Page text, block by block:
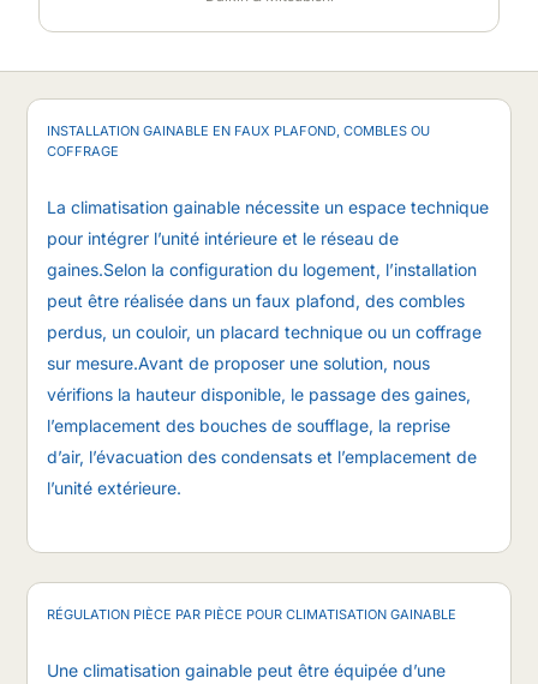
INSTALLATION GAINABLE EN FAUX PLAFOND, COMBLES OU
COFFRAGE
La climatisation gainable nécessite un espace technique
pour intégrer l’unité intérieure et le réseau de
gaines.Selon la configuration du logement, l’installation
peut être réalisée dans un faux plafond, des combles
perdus, un couloir, un placard technique ou un coffrage
sur mesure.Avant de proposer une solution, nous
vérifions la hauteur disponible, le passage des gaines,
l’emplacement des bouches de soufflage, la reprise
d’air, l’évacuation des condensats et l’emplacement de
l’unité extérieure.
RÉGULATION PIÈCE PAR PIÈCE POUR CLIMATISATION GAINABLE
Une climatisation gainable peut être équipée d’une